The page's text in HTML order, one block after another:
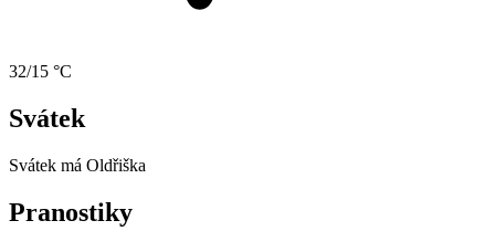
32/15 °C
Svátek
Svátek má Oldřiška
Pranostiky